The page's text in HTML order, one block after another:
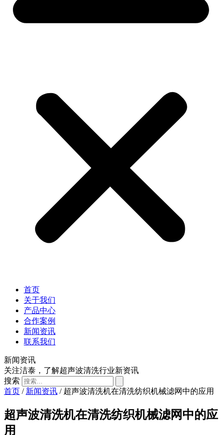
首页
关于我们
产品中心
合作案例
新闻资讯
联系我们
新闻资讯
关注洁泰，了解超声波清洗行业新资讯
搜索
首页 / 新闻资讯 / 超声波清洗机在清洗纺织机械滤网中的应用
超声波清洗机在清洗纺织机械滤网中的应
用